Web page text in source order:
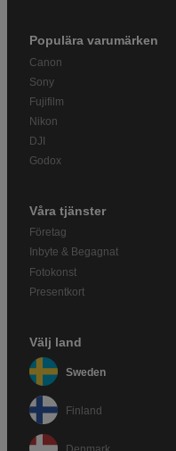
Populära varumärken
Canon
Sony
Fujifilm
Nikon
DJI
Godox
Våra tjänster
Företag
Inbyte & Begagnat
Fotokonst
Presentkort
Välj land
Sweden
Finland